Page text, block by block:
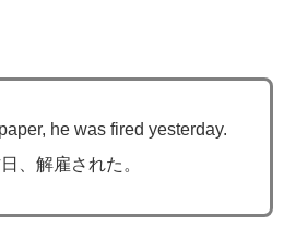
he was fired yesterday.
、解雇された。